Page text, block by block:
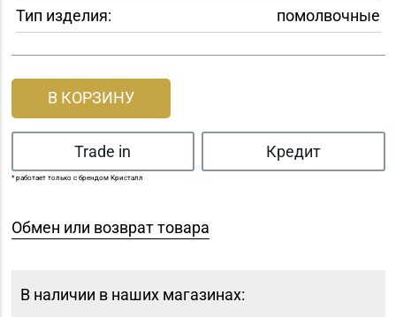
Тип изделия:
помолвочные
В КОРЗИНУ
Trade in Кредит
* работает только с брендом Кристалл
Обмен или возврат товара
В наличии в наших магазинах: